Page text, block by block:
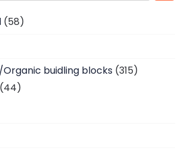
5858
Organic buidling blocks 315315
4444